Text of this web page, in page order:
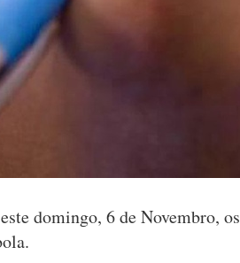
domingo, 6 de Novembro,